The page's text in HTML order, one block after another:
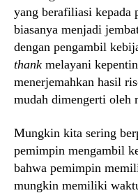
yang berafiliasi kepada
biasanya menjadi
dengan pengambil
thank melayani
menerjemahkan hasil
mudah dimengerti oleh
Mungkin kita sering
pemimpin mengambil
bahwa pemimpin
mungkin memiliki